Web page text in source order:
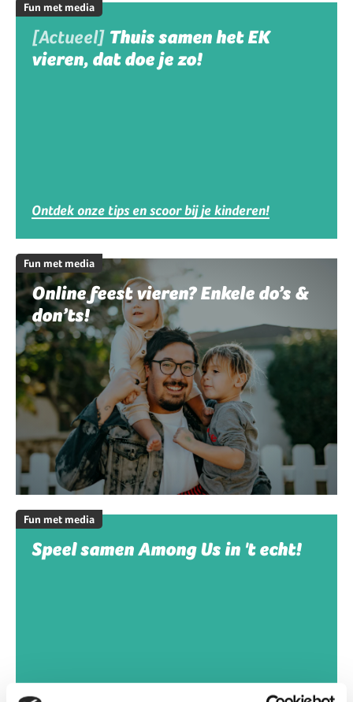
Fun met media
[Actueel] Thuis samen het EK
vieren, dat doe je zo!
Ontdek onze tips en scoor bij je kinderen!
Fun met media
Online feest vieren? Enkele do’s &
don’ts!
Fun met media
Speel samen Among Us in 't echt!